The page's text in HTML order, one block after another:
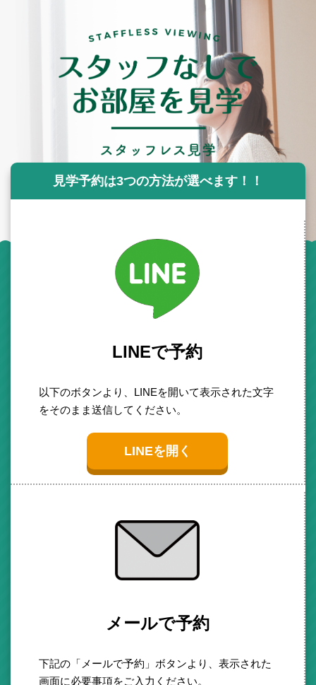
見学予約は3つの方法が選べます！！
LINEで予約
以下のボタンより、LINEを開いて表示された文字
をそのまま送信してください。
LINEを開く
メールで予約
下記の「メールで予約」ボタンより、表示された
画面に必要事項をご入力ください。